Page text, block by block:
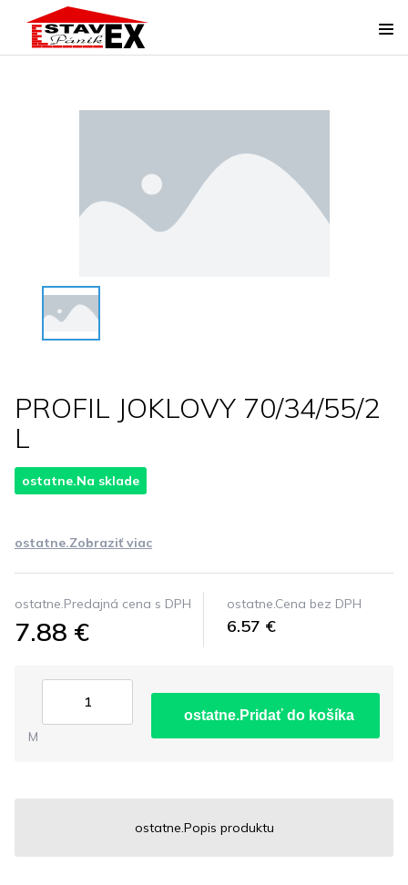
PROFIL JOKLOVY 70/34/55/2
L
ostatne.Na sklade
ostatne.Zobraziť viac
ostatne.Predajná cena s DPH
7.88 €
ostatne.Cena bez DPH
6.57 €
M
ostatne.Pridať do košíka
ostatne.Popis produktu